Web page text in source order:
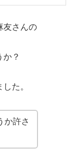
友さんの
？
た。
か許さ